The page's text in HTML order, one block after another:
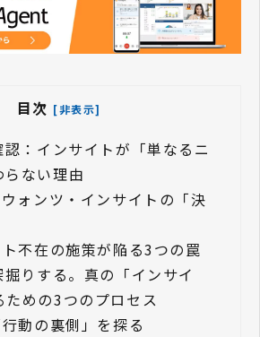
目次 [非表示]
：インサイトが「単なるニ
ない理由
ォンツ・インサイトの「決
不在の施策が陥る3つの罠
りする。真の「インサイ
ための3つのプロセス
動の裏側」を探る